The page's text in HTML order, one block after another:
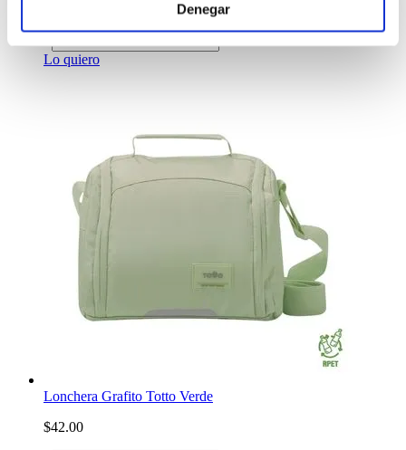
Denegar
Lo quiero
Lonchera Grafito Totto Verde
$42.00